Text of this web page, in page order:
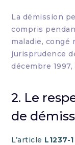
La démission
compris
maladie, congé
jurisprudence
décembre
2. Le
de
L’article L1237-